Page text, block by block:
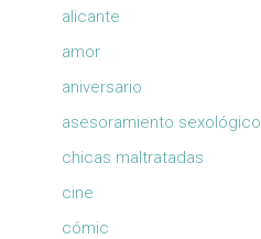
alicante
amor
aniversario
asesoramiento sexológico
chicas maltratadas
cine
cómic